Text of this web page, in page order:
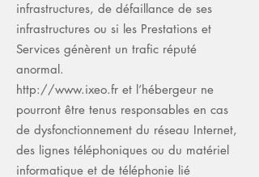
infrastructures, de défaillance de ses
infrastructures ou si les Prestations et
Services génèrent un trafic réputé
anormal.
http://www.ixeo.fr et l’hébergeur ne
pourront être tenus responsables en cas
de dysfonctionnement du réseau Internet,
des lignes téléphoniques ou du matériel
informatique et de téléphonie lié